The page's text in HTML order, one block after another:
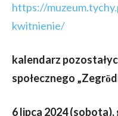
https://
kwitnienie/
kalendarz
społecznego
6 lipca 2024 (sobota),